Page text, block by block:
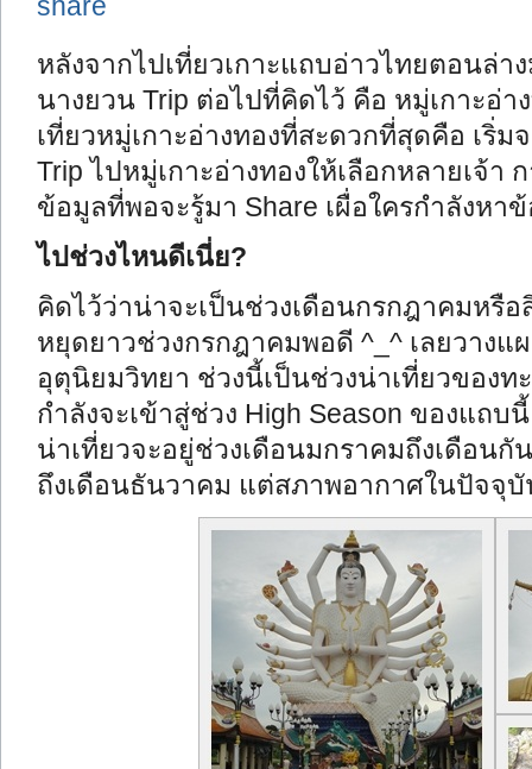
หลังจากไปเที่ยวเกาะแถบอ่าวไทยตอนล่าง
นางยวน Trip ต่อไปที่คิดไว้ คือ หมู่เกาะอ่
เที่ยวหมู่เกาะอ่างทองที่สะดวกที่สุดคือ เริ่ม
Trip ไปหมู่เกาะอ่างทองให้เลือกหลายเจ้า
ข้อมูลที่พอจะรู้มา Share เผื่อใครกำลังหา
ไปช่วงไหนดีเนี่ย?
คิดไว้ว่าน่าจะเป็นช่วงเดือนกรกฎาคมหรือ
หยุดยาวช่วงกรกฎาคมพอดี ^_^ เลยวางแ
อุตุนิยมวิทยา ช่วงนี้เป็นช่วงน่าเที่ยวของท
กำลังจะเข้าสู่ช่วง High Season ของแถ
น่าเที่ยวจะอยู่ช่วงเดือนมกราคมถึงเดือน
ถึงเดือนธันวาคม แต่สภาพอากาศในปัจจุ